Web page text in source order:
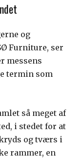
og
Furniture, ser
messens
termin som
så meget af
i stedet for at
og tværs i
rammer, en